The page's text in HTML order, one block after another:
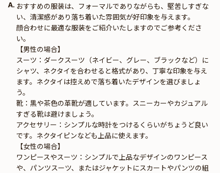
A. おすすめの服装は、フォーマルでありながらも、堅苦しすぎな
い、清潔感があり落ち着いた雰囲気が好印象を与えます。
顔合わせに最適な服装をご紹介いたしますのでご参考くださ
い。
【男性の場合】
スーツ：ダークスーツ（ネイビー、グレー、ブラックなど）に
シャツ、ネクタイを合わせると格式があり、丁寧な印象を与え
ます。ネクタイは控えめで落ち着いたデザインを選びましょ
う。
靴：黒や茶色の革靴が適しています。スニーカーやカジュアル
すぎる靴は避けましょう。
アクセサリー：シンプルな時計をつけるくらいがちょうど良い
です。ネクタイピンなども上品に使えます。
【女性の場合】
ワンピースやスーツ：シンプルで上品なデザインのワンピース
や、パンツスーツ、またはジャケットにスカートやパンツの組